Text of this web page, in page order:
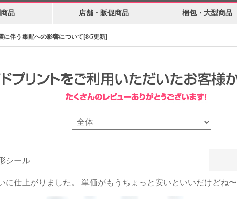
に伴う集配への影響について[8/5更新]
品 店舗・販促商品 梱包・大型商品
シール
に仕上がりました。 単価がもうちょっと安いといいだけどね〜